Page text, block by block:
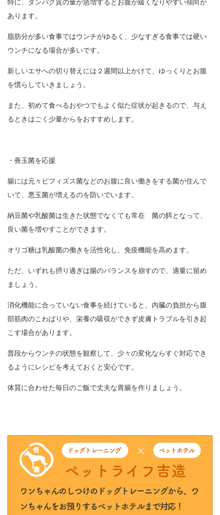
特に、タンパク質の量が急増するとお腹が緩くなりやすい傾向が
あります。
脂肪分が多い食事ではウンチがゆるく、少なすぎる食事では硬い
ウンチになる場合が多いです。
新しいエサへの切り替えには２週間以上かけて、ゆっくりとお腹
を慣らしていきましょう。
また、初めて食べるおやつでもよく似た症状が起きるので、与え
るときはごく少量からをおすすめします。
・善玉菌を応援
腸には元々ビフィズス菌などのお腹に良い働きをする菌が住んで
いて、悪玉菌が増えるのを防いでいます。
納豆菌や乳酸菌は生きた状態でなくても常在 菌の餌となって、
良い菌を増やすことができます。
オリゴ糖は乳酸菌の働きを活性化し、免疫機能を高めます。
ただ、いずれも摂り過ぎは腸のバランスを崩すので、適量に留め
ましょう。
消化機能に合っていない食事を続けていると、内臓の負担から腹
部筋肉のこわばりや、栄養の吸収ができず皮膚トラブルを引き起
こす場合があります。
普段からウンチの状態を観察して、少々の変化ならすぐ対応でき
るようにレシピを考えておくと安心です。
体質に合わせた毎日のご飯で丈夫な胃腸を作りましょう。